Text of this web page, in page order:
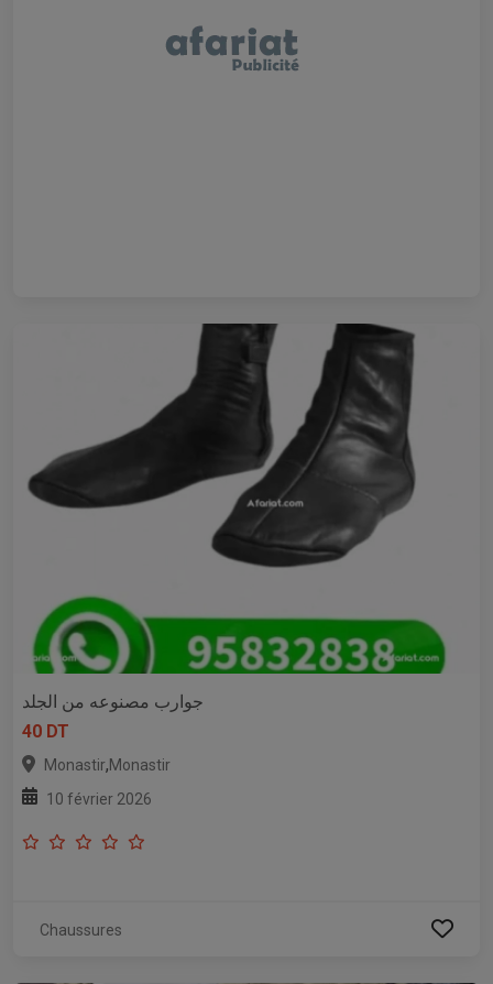
جوارب مصنوعه من الجلد
40 DT
Monastir,Monastir
10 février 2026
Chaussures